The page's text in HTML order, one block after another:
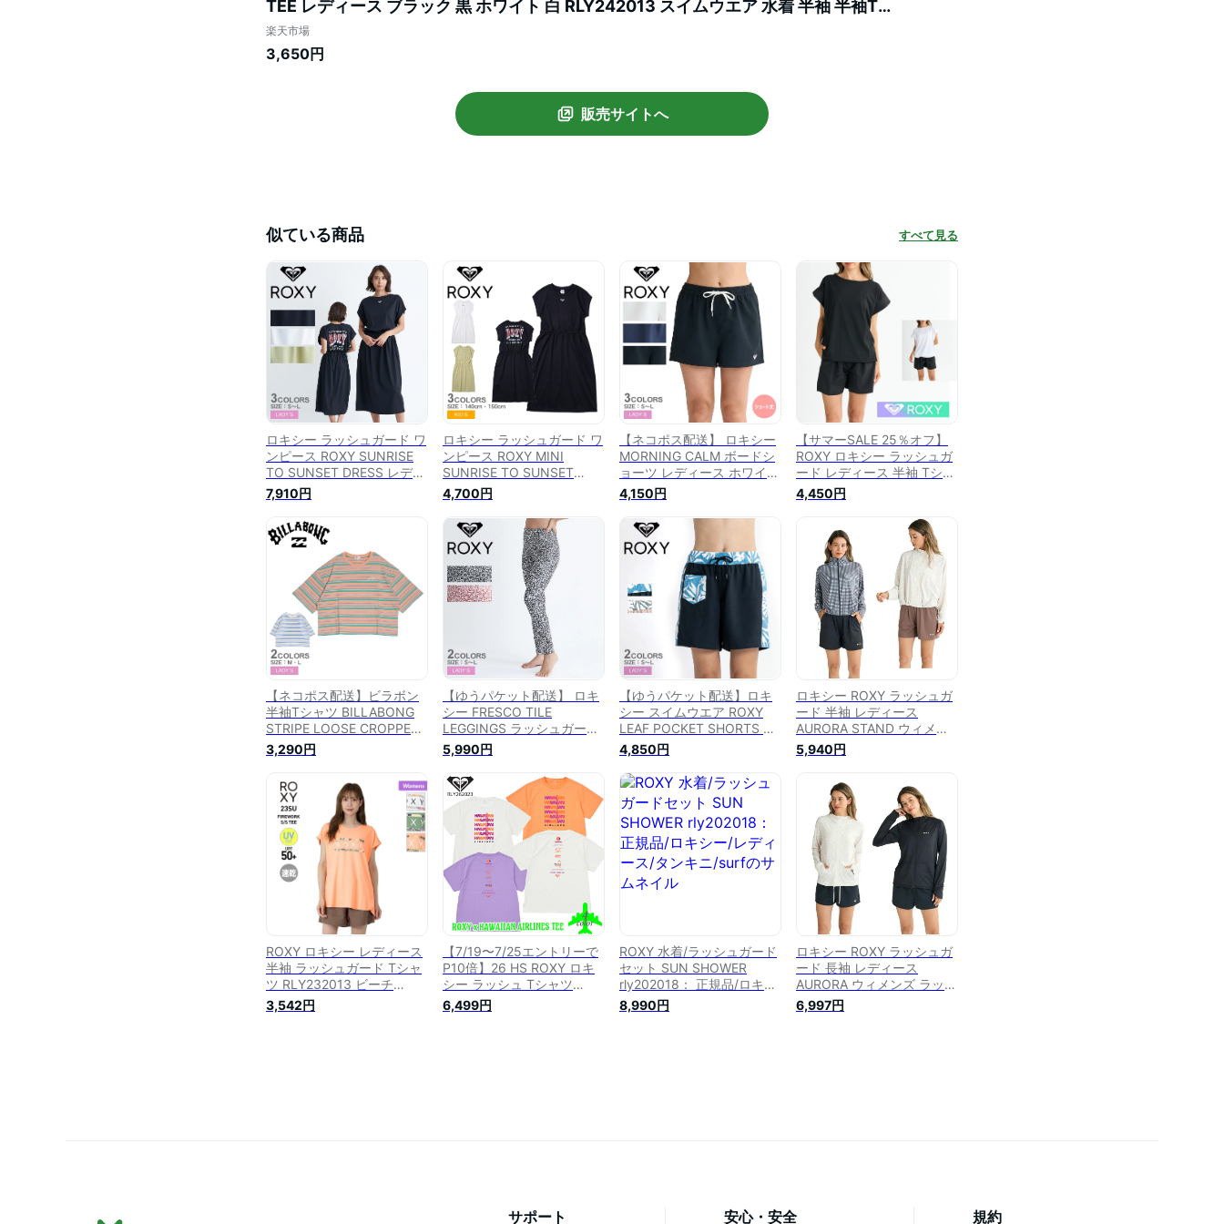
TEE レディース ブラック 黒 ホワイト 白 RLY242013 スイムウエア 水着 半袖 半袖Tシ
ャツ トップス ショート丈 クロップド丈 スポーツ ブランド サーフィン サーファー 国
内正規品
楽天市場
3,650円
販売サイトへ
似ている商品 すべて見る
ロキシー ラッシュガード ワ
ンピース ROXY SUNRISE
TO SUNSET DRESS レディ
ース ブラック 黒 ホワイト
白 RLY242046 スイムウエ
ア 水着 ワンピ ロングワン
ピース ロング丈 マキシ丈
スポーツ ブランド サーフ
サーフィン サーファー ビー
チ|slz|
7,910円
ロキシー ラッシュガード ワ
ンピース ROXY MINI
SUNRISE TO SUNSET
DRESS キッズ ジュニア 子
供 ブラック 黒 ホワイト 白
TLY242052 スイムウエア
水着 ワンピ ロングワンピー
ス ロング丈 スポーツ ブラ
ンド サーフ サーフィン サ
ーファー|slz|
4,700円
【ネコポス配送】 ロキシー
MORNING CALM ボードシ
ョーツ レディース ホワイト
白 ブラック 黒 ROXY
RBS255011 ショートパンツ
ボトムス スイムウェア パン
ツ スポーツ ブランド ゴム
紐 刺繍 カジュアル ブラン
ド サーフ サーフィン サー
ファー ビーチ 国内正規品
4,150円
【サマーSALE 25％オフ】
ROXY ロキシー ラッシュガ
ード レディース 半袖 Tシャ
ツ ラッシュTシャツ GRAN
CANARIA RLY251053 水陸
両用 UVカット 水着 サーフ
サーフィン ブランド ssr
4,450円
【ネコポス配送】ビラボン
半袖Tシャツ BILLABONG
STRIPE LOOSE CROPPED
TEE レディース ブルー 青
オレンジ BE01C205 トップ
ス 半袖 Tシャツ ボーダー
ゆったり クロップドTシャ
ツ クロップド丈 ロゴ サー
フ サーフィン サーファー
海 ストリート 国内正規品
3,290円
【ゆうパケット配送】 ロキ
シー FRESCO TILE
LEGGINGS ラッシュガード
レギンス レディース ブラッ
ク 黒 オレンジ ROXY
RLY242017 ラッシュガード
レギンス ウェア ウエア ラ
ッシュレギンス スイムウエ
ア サーフ サーフィン ビー
チ 海 川 プール
5,990円
【ゆうパケット配送】ロキ
シー スイムウエア ROXY
LEAF POCKET SHORTS レ
ディース ブラック 黒 ベー
ジュ RBS231042 ミドル丈
ボードショーツ ショートパ
ンツ ボトムス パンツ スポ
ーツ ブランド サーフ サー
フィン サーファー ビーチ
プール
4,850円
ロキシー ROXY ラッシュガ
ード 半袖 レディース
AURORA STAND ウィメン
ズ ラッシュガード
RLY251040
5,940円
ROXY ロキシー レディース
半袖 ラッシュガード Tシャ
ツ RLY232013 ビーチ
UPF50+ トップス 速乾 ティ
ーシャツ UVカット プール
3,542円
【7/19〜7/25エントリーで
P10倍】26 HS ROXY ロキ
シー ラッシュ Tシャツ
ROXY x HAWAIIAN
AIRLINES TEE 半袖 ハワイ
6,499円
ROXY 水着/ラッシュガード
セット SUN SHOWER
rly202018： 正規品/ロキシ
ー/レディース/タンキ
ニ/surf
8,990円
ロキシー ROXY ラッシュガ
ード 長袖 レディース
AURORA ウィメンズ ラッシ
ュガード RLY251029
6,997円
サポート 安心・安全 規約